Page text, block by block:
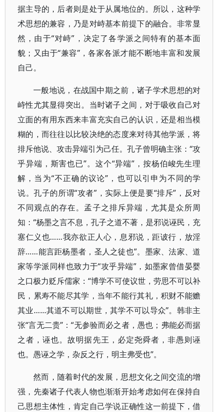
据主导的，后者则是处于从属地位的。所以，这种学
术思想的兼容，乃是对峙基本前提下的融合。非常显
然，由于“对峙”，决定了各学派之间特有的基本面
貌；又由于“兼容”，各家各派才能不断地丰富和发展
自己。
一般地说，在战国中期之前，诸子学术思想的对
峙性尤其显得突出。当时诸子之间，对于吸收自己对
立面的有用东西来丰富充实自己的认识，还是相当模
糊的，而往往以比较决绝的态度来对待其他学派，将
排斥他说、攻击异端引为己任。孔子曾明确主张：“攻
乎异端，斯害也已”。这个“异端”，按杨伯峻先生理
解，当为“不正确的议论”，也可以引申为不同的学
说。孔子的所谓“攻者”，实际上便是要“排斥”，反对
不同观点的存在。孟子之排斥异端，尤其是众所周
知：“杨墨之言不息，孔子之道不著，是邪说诬民，充
塞仁义也……我亦欲正人心，息邪说，距诐行，放淫
辞……能言距杨墨者，圣人之徒也”。墨家、法家、道
家等学派同样也致力于“攻乎异端”，如墨家曾借晏婴
之口极力贬斥儒家：“博学不可使议世，劳思不可以补
民，累寿不能尽其学，当年不能行其礼，积财不能赡
其业……其道不可以期世，其学不可以导众”。韩非主
张“言无二贵”：“无参验而必之者，愚也；弗能必而据
之者，诬也。故明据先王，必定尧舜者，非愚则诬
也。愚诬之学，杂反之行，明主弗受也”。
然而，随着时代的发展，思想文化之间交流的增
强，先秦诸子代表人物也渐渐开始考虑如何在保持自
己思想主体性，肯定自己学说正确性这一前提下，借